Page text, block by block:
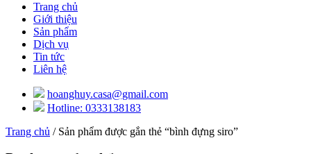
Trang chủ
Giới thiệu
Sản phẩm
Dịch vụ
Tin tức
Liên hệ
hoanghuy.casa@gmail.com
Hotline: 0333138183
Trang chủ / Sản phẩm được gắn thẻ “bình đựng siro”